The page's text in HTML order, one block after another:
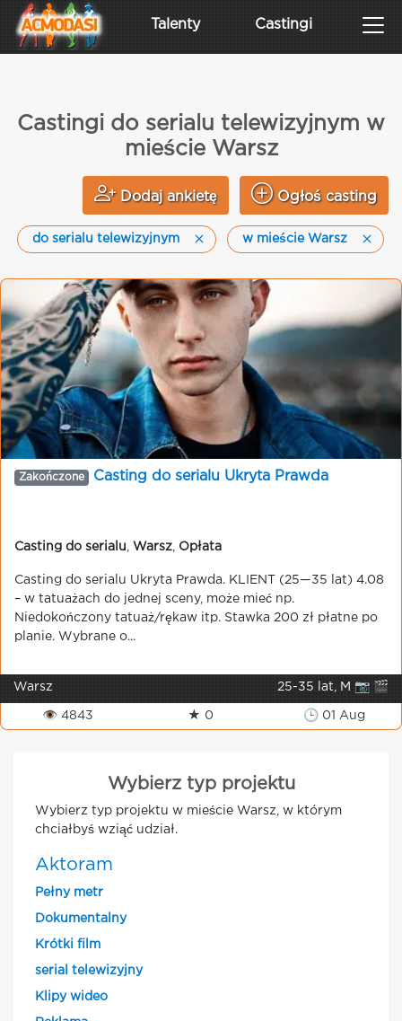
Talenty Castingi
Castingi do serialu telewizyjnym w
mieście Warsz
Dodaj ankietę Ogłoś casting
do serialu telewizyjnym w mieście Warsz
Zakończone Casting do serialu Ukryta Prawda
Casting do serialu Warsz Opłata
Casting do serialu Ukryta Prawda. KLIENT (25—35 lat) 4.08
– w tatuażach do jednej sceny, może mieć np.
Niedokończony tatuaż/rękaw itp. Stawka 200 zł płatne po
planie. Wybrane o...
Warsz 25-35 lat, M 📷 🎬
👁 4843 ★ 0 🕒 01 Aug
Wybierz typ projektu
Wybierz typ projektu w mieście Warsz, w którym
chciałbyś wziąć udział.
Aktoram
Pełny metr
Dokumentalny
Krótki film
serial telewizyjny
Klipy wideo